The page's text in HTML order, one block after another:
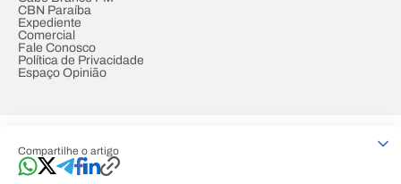
Compartilhe o artigo
CBN Paraíba
Expediente
Comercial
Fale Conosco
Política de Privacidade
Espaço Opinião
Developed by Designed by